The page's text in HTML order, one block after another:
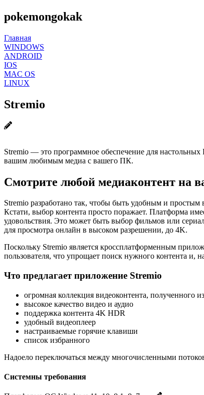
pokemongokak
Главная
WINDOWS
ANDROID
IOS
MAC OS
LINUX
Stremio
Stremio — это программное обеспечение для
вашим любимым медиа с вашего ПК.
Смотрите любой медиаконтент
Stremio разработано так, чтобы быть удобным и
Кстати, выбор контента просто поражает. Платформа
удовольствия. Это может быть выбор фильмов или
для просмотра онлайн в высоком разрешении, до 4K.
Поскольку Stremio является кроссплатформенным
пользователя, что упрощает поиск нужного контента и,
Что предлагает приложение Stremio
огромная коллекция видеоконтента, полученного
высокое качество видео и аудио
поддержка контента 4K HDR
удобный видеоплеер
настраиваемые горячие клавиши
список избранного
Надоело переключаться между многочисленными
Системны требования